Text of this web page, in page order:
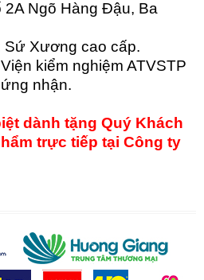
Ngõ Hàng Đậu, Ba
Sứ Xương cao cấp.
kiểm nghiệm ATVSTP
nhận.
dành tặng Quý Khách
trực tiếp tại Công ty